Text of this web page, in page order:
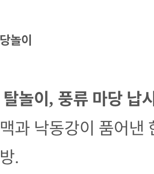
놀이
놀이, 풍류 마당 납
과 낙동강이 품어낸
.